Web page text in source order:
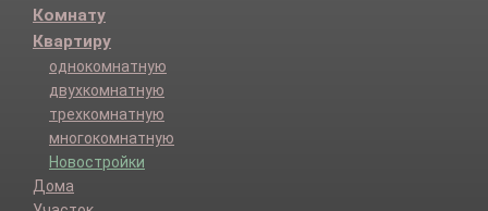
Комнату
Квартиру
однокомнатную
двухкомнатную
трехкомнатную
многокомнатную
Новостройки
Дома